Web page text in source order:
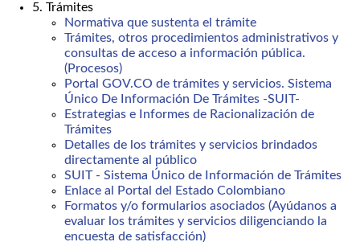
5. Trámites
Normativa que sustenta el trámite
Trámites, otros procedimientos administrativos y
consultas de acceso a información pública.
(Procesos)
Portal GOV.CO de trámites y servicios. Sistema
Único De Información De Trámites -SUIT-
Estrategias e Informes de Racionalización de
Trámites
Detalles de los trámites y servicios brindados
directamente al público
SUIT - Sistema Único de Información de Trámites
Enlace al Portal del Estado Colombiano
Formatos y/o formularios asociados (Ayúdanos a
evaluar los trámites y servicios diligenciando la
encuesta de satisfacción)